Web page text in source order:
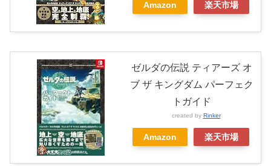
Amazon 楽天市場
ゼルダの伝説 ティアーズ オ
ブ ザ キングダム パーフェク
トガイド
created by Rinker
Amazon 楽天市場